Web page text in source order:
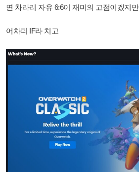
면 차라리 자유 6:6이 재미의 고점이겠지만
어차피 IF라 치고